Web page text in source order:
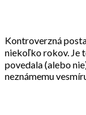
Kontroverzná
niekoľko rokov. Je
povedala (alebo
neznámemu